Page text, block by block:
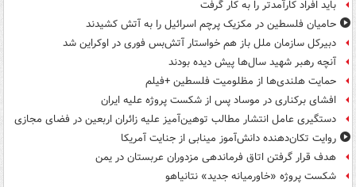
باید افراد کارآمدتر را به کار گرفت
حامیان فلسطین در مکزیک پرچم اسرائیل را به آتش کشیدند
دبیرکل سازمان ملل باز هم خواستار آتش‌بس فوری در اوکراین شد
آنچه رهبر شهید سال‌ها پیش دیده بودند
حمایت هلندی‌ها از مظلومیت فلسطین +فیلم
افشای برکناری در موساد پس از شکست پروژه علیه ایران
دستگیری عامل انتشار مطالب توهین‌آمیز علیه زائران اربعین در فضای مجازی
روایت تکان‌دهنده دانش‌آموز مینابی از جنایت آمریکا
هدف قرار گرفتن اتاق‌ فرماندهی مزدوران عربستان در یمن
شکست پروژه «خاورمیانه جدید» نتانیاهو